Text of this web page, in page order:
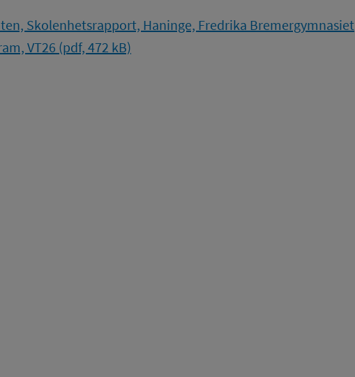
Skolenhetsrapport, Haninge, Fredrika Bremergymnasiet
VT26 (pdf, 472 kB)